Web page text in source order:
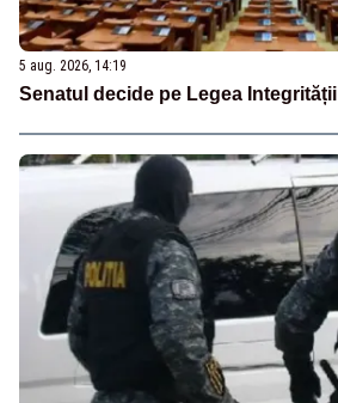
5 aug. 2026, 14:19
Senatul decide pe Legea Integrității